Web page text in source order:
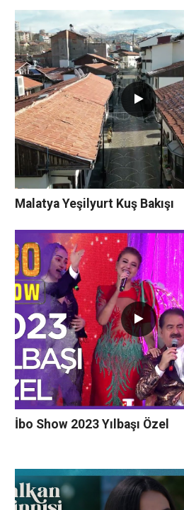
Malatya Yeşilyurt Kuş Bakışı
İbo Show 2023 Yılbaşı Özel